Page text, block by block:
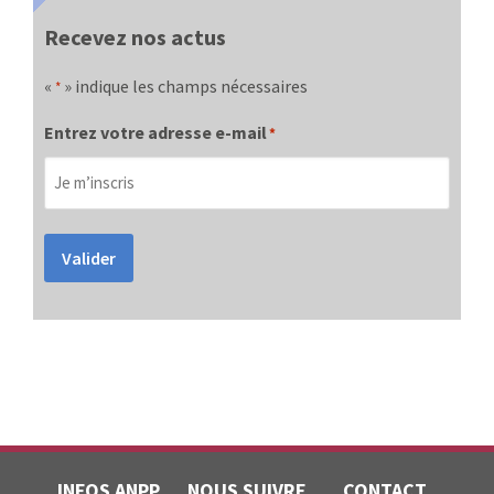
Recevez nos actus
« * » indique les champs nécessaires
Entrez votre adresse e-mail*
Valider